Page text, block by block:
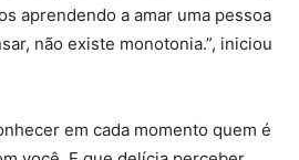
aprendendo a amar uma pessoa
não existe monotonia.”, iniciou
em cada momento quem é